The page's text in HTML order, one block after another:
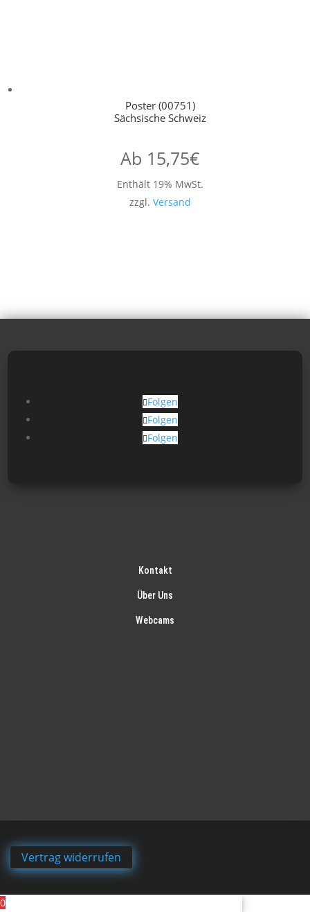
Poster (00751)
Sächsische Schweiz
Ab 15,75€
Enthält 19% MwSt.
zzgl. Versand
Folgen
Folgen
Folgen
Kontakt
Über Uns
Webcams
Vertrag widerrufen
0